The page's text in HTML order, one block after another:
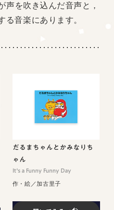
声を吹き込んだ音声と，
る音楽にあります。
だるまちゃんとかみなりち
ゃん
It's a Funny Funny Day
作・絵／加古里子